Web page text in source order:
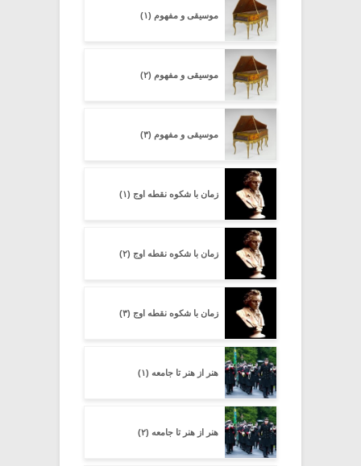
موسیقی و مفهوم (۱)
موسیقی و مفهوم (۲)
موسیقی و مفهوم (۳)
زمان با شکوه نقطه اوج (۱)
زمان با شکوه نقطه اوج (۲)
زمان با شکوه نقطه اوج (۳)
هنر از هنر تا جامعه (۱)
هنر از هنر تا جامعه (۲)